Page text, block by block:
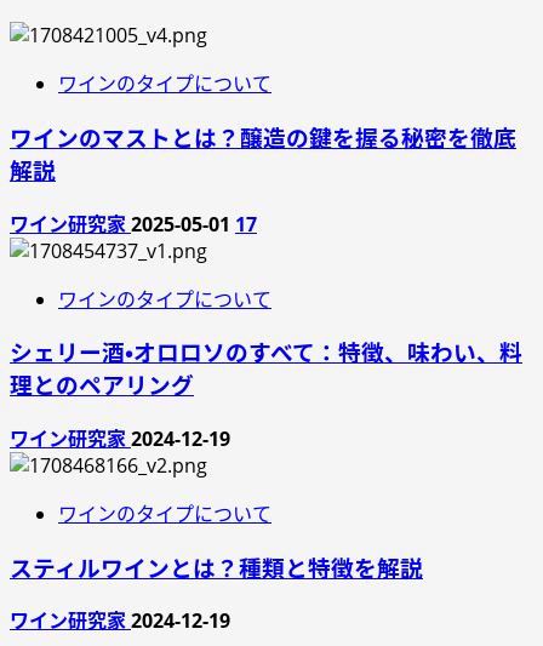
ワインのタイプについて
ワインのマストとは？醸造の鍵を握る秘密を徹底
解説
ワイン研究家2025-05-01 17
ワインのタイプについて
シェリー酒・オロロソのすべて：特徴、味わい、料
理とのペアリング
ワイン研究家2024-12-19
ワインのタイプについて
スティルワインとは？種類と特徴を解説
ワイン研究家2024-12-19